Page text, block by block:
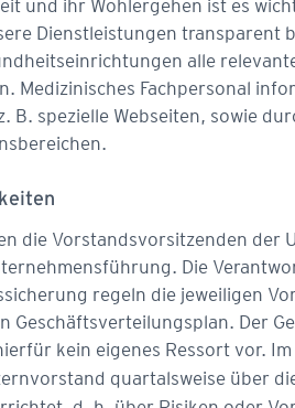
und ihr Wohlergehen ist es
Dienstleistungen transparent
alle
Medizinisches Fachpersonal
B. spezielle Webseiten, sowie
die Vorstandsvorsitzenden der
Die
regeln die jeweiligen
Geschäftsverteilungsplan. Der
kein eigenes Ressort vor.
quartalsweise über